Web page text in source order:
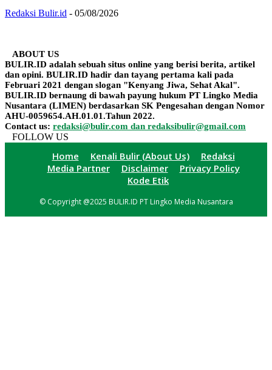
Redaksi Bulir.id - 05/08/2026
ABOUT US
BULIR.ID adalah sebuah situs online yang berisi berita, artikel
dan opini. BULIR.ID hadir dan tayang pertama kali pada
Februari 2021 dengan slogan "Kenyang Jiwa, Sehat Akal".
BULIR.ID bernaung di bawah payung hukum PT Lingko Media
Nusantara (LIMEN) berdasarkan SK Pengesahan dengan Nomor
AHU-0059654.AH.01.01.Tahun 2022.
Contact us: redaksi@bulir.com dan redaksibulir@gmail.com
FOLLOW US
Home Kenali Bulir (About Us)
Redaksi
Media Partner
Disclaimer
Privacy Policy
Kode Etik
© Copyright @2025 BULIR.ID PT Lingko Media Nusantara